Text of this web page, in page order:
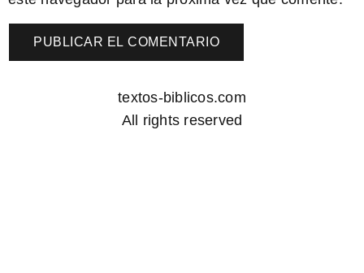
textos-biblicos.com
All rights reserved